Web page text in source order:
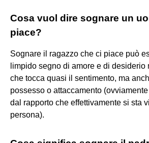
Cosa vuol dire sognare un
piace?
Sognare il ragazzo che ci piace può
limpido segno di amore e di desiderio
che tocca quasi il sentimento, ma
possesso o attaccamento
dal rapporto che effettivamente si sta
persona).